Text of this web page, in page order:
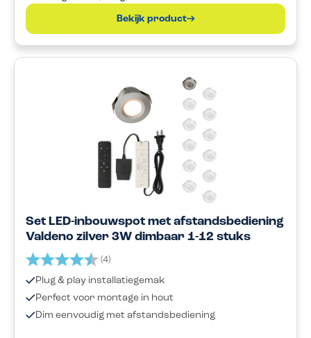
Bekijk product
Set LED-inbouwspot met afstandsbediening
Valdeno zilver 3W dimbaar 1-12 stuks
Beoordeling: (4)
Plug & play installatiegemak
Perfect voor montage in hout
Dim eenvoudig met afstandsbediening